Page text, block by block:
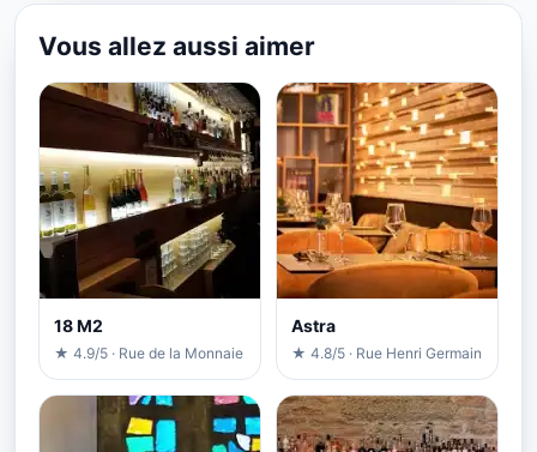
Vous allez aussi aimer
18 M2
★ 4.9/5 · Rue de la Monnaie
Astra
★ 4.8/5 · Rue Henri Germain